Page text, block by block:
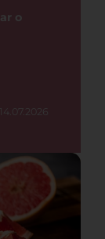
o
14.07.2026